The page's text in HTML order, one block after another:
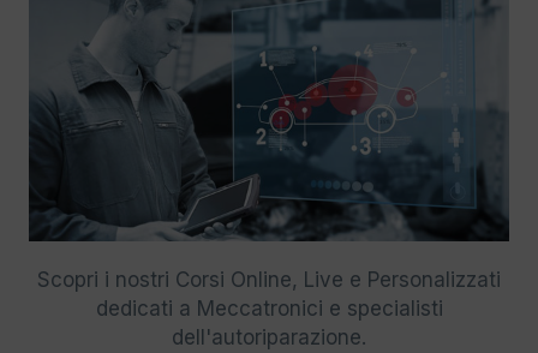
Scopri i nostri Corsi Online, Live e Personalizzati
dedicati a Meccatronici e specialisti
dell'autoriparazione.